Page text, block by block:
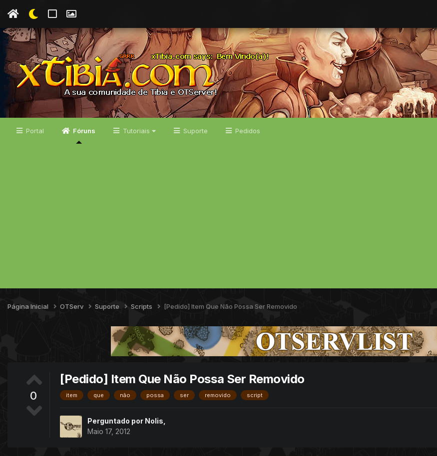
Portal Fóruns Tutoriais Suporte Pedidos
Página Inicial OTServ Suporte Scripts [Pedido] Item Que Não Possa Ser Removido
0
[Pedido] Item Que Não Possa Ser Removido
item que não possa ser removido script
Perguntado por Nolis
Maio 17, 2012